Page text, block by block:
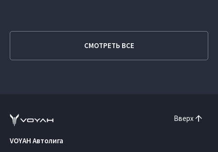
СМОТРЕТЬ ВСЕ
Вверх
VOYAH Автолига